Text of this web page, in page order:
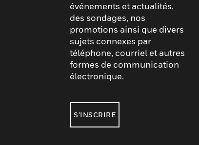
événements et actualités,
des sondages, nos
promotions ainsi que divers
sujets connexes par
téléphone, courriel et autres
formes de communication
électronique.
S'INSCRIRE